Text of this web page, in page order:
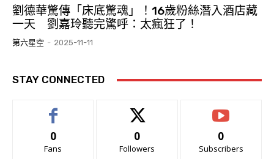
劉德華驚傳「床底驚魂」！16歲粉絲潛入酒店藏
一天 劉嘉玲聽完驚呼：太瘋狂了！
第六星空 - 2025-11-11
STAY CONNECTED
0
Fans
0
Followers
0
Subscribers